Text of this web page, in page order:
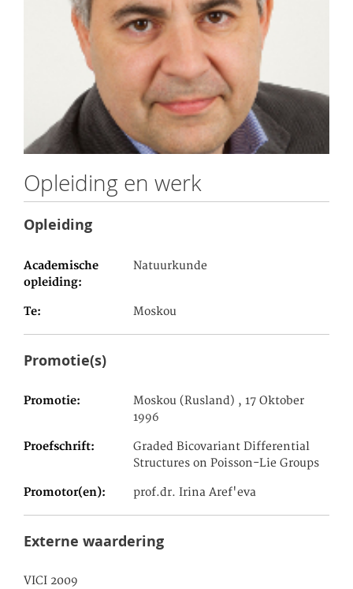
Opleiding en werk
Opleiding
Academische
opleiding
Natuurkunde
Te Moskou
Promotie(s)
Promotie
Moskou (Rusland) , 17 Oktober
1996
Proefschrift
Graded Bicovariant Differential
Structures on Poisson-Lie Groups
Promotor(en) prof.dr. Irina Aref'eva
Externe waardering
VICI 2009